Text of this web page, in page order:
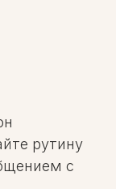
рутину
с